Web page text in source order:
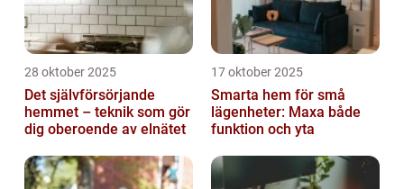
28 oktober 2025
Det självförsörjande
hemmet – teknik som gör
dig oberoende av elnätet
17 oktober 2025
Smarta hem för små
lägenheter: Maxa både
funktion och yta